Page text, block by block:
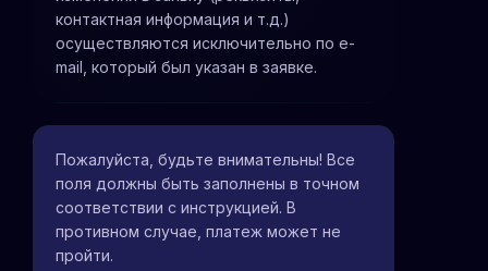
контактная информация и т.д.)
осуществляются исключительно по e-
mail, который был указан в заявке.
Пожалуйста, будьте внимательны! Все
поля должны быть заполнены в точном
соответствии с инструкцией. В
противном случае, платеж может не
пройти.